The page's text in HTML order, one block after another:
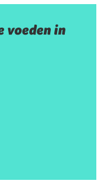
voeden in